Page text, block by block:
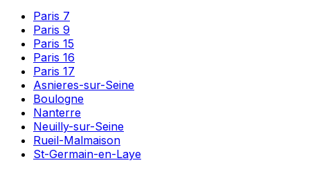
Paris 7
Paris 9
Paris 15
Paris 16
Paris 17
Asnieres-sur-Seine
Boulogne
Nanterre
Neuilly-sur-Seine
Rueil-Malmaison
St-Germain-en-Laye